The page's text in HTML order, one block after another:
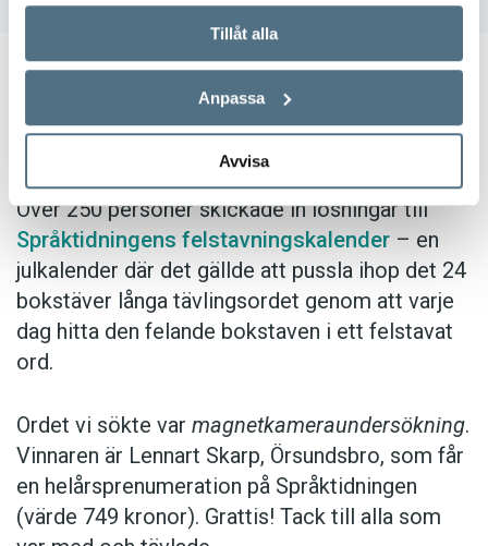
Tillåt alla
Anpassa
Avvisa
TEXT:ANDERS SVENSSON
PUBLICERAD 2024-01-09
BILD: ISTOCKPHOTO
Över 250 personer skickade in lösningar till
Språktidningens felstavningskalender – en
julkalender där det gällde att pussla ihop det 24
bokstäver långa tävlingsordet genom att varje
dag hitta den felande bokstaven i ett felstavat
ord.
Ordet vi sökte var magnetkameraundersökning.
Vinnaren är Lennart Skarp, Örsundsbro, som får
en helårsprenumeration på Språktidningen
(värde 749 kronor). Grattis! Tack till alla som